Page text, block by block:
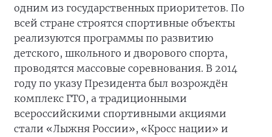
одним из государственных приоритетов. По
всей стране строятся спортивные объекты
реализуются программы по развитию
детского, школьного и дворового спорта,
проводятся массовые соревнования. В 2014
году по указу Президента был возрождён
комплекс ГТО, а традиционными
всероссийскими спортивными акциями
стали «Лыжня России», «Кросс нации» и